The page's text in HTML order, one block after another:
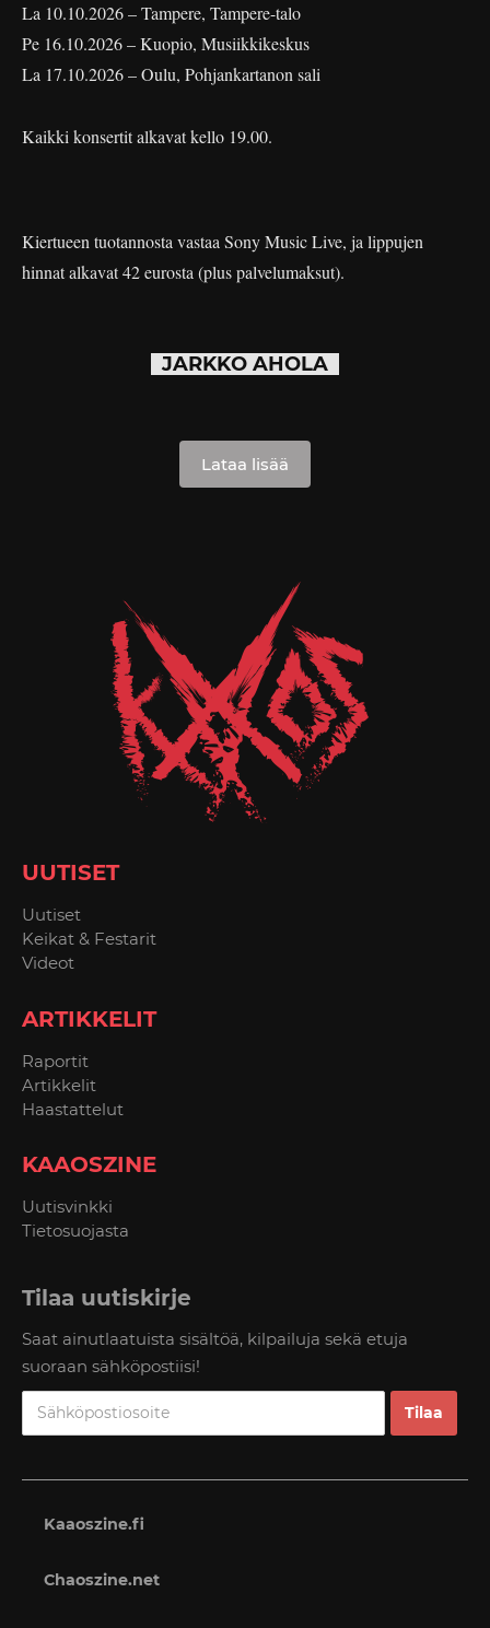
La 10.10.2026 – Tampere, Tampere-talo
Pe 16.10.2026 – Kuopio, Musiikkikeskus
La 17.10.2026 – Oulu, Pohjankartanon sali
Kaikki konsertit alkavat kello 19.00.
Kiertueen tuotannosta vastaa Sony Music Live, ja lippujen
hinnat alkavat 42 eurosta (plus palvelumaksut).
JARKKO AHOLA
Lataa lisää
UUTISET
Uutiset
Keikat & Festarit
Videot
ARTIKKELIT
Raportit
Artikkelit
Haastattelut
KAAOSZINE
Uutisvinkki
Tietosuojasta
Tilaa uutiskirje
Saat ainutlaatuista sisältöä, kilpailuja sekä etuja
suoraan sähköpostiisi!
Kaaoszine.fi
Chaoszine.net